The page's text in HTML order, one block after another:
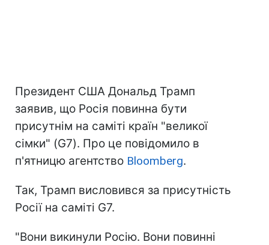
Президент США Дональд Трамп
заявив, що Росія повинна бути
присутнім на саміті країн "великої
сімки" (G7). Про це повідомило в
п'ятницю агентство Bloomberg.
Так, Трамп висловився за присутність
Росії на саміті G7.
"Вони викинули Росію. Вони повинні